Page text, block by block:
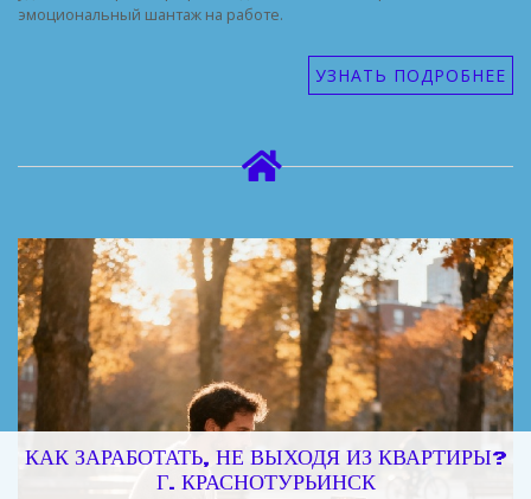
эмоциональный шантаж на работе.
УЗНАТЬ ПОДРОБНЕЕ
КАК ЗАРАБОТАТЬ, НЕ ВЫХОДЯ ИЗ КВАРТИРЫ?
Г. КРАСНОТУРЬИНСК